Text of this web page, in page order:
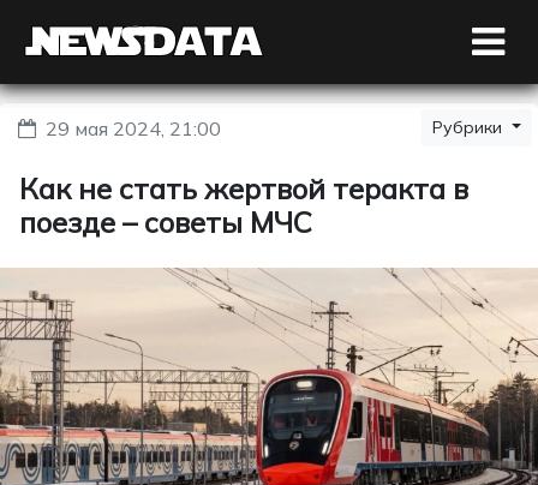
29 мая 2024, 21:00 Рубрики
Как не стать жертвой теракта в
поезде – советы МЧС